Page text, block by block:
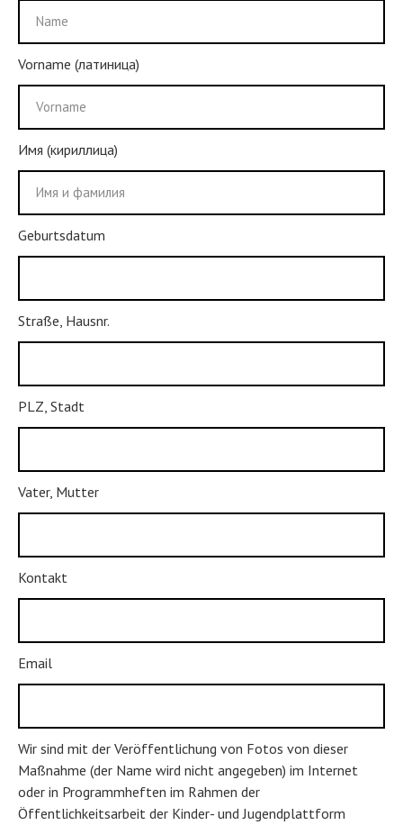
Vorname (латиница)
Имя (кириллица)
Geburtsdatum
Straße, Hausnr.
PLZ, Stadt
Vater, Mutter
Kontakt
Email
Wir sind mit der Veröffentlichung von Fotos von dieser
Maßnahme (der Name wird nicht angegeben) im Internet
oder in Programmheften im Rahmen der
Öffentlichkeitsarbeit der Kinder- und Jugendplattform